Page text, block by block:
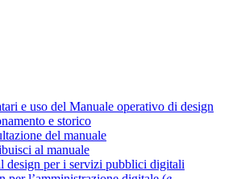
e uso del Manuale operativo di design
e storico
del manuale
al manuale
design per i servizi pubblici digitali